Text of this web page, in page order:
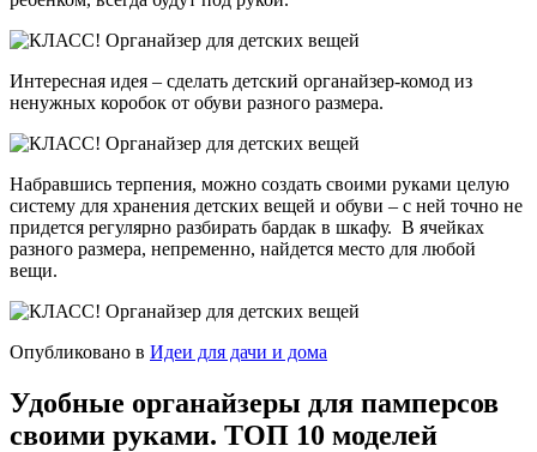
Интересная идея – сделать детский органайзер-комод из
ненужных коробок от обуви разного размера.
Набравшись терпения, можно создать своими руками целую
систему для хранения детских вещей и обуви – с ней точно не
придется регулярно разбирать бардак в шкафу. В ячейках
разного размера, непременно, найдется место для любой
вещи.
Опубликовано в Идеи для дачи и дома
Удобные органайзеры для памперсов
своими руками. ТОП 10 моделей